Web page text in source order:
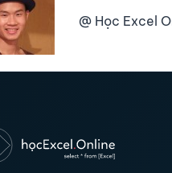
@ Học Excel